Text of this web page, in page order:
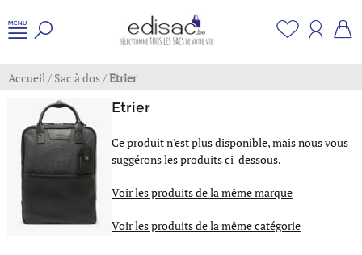
Accueil/ Sac à dos/Etrier
Etrier
Ce produit n'est plus disponible, mais nous vous
suggérons les produits ci-dessous.
Voir les produits de la même marque
Voir les produits de la même catégorie